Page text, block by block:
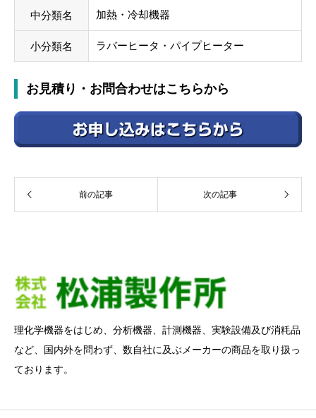
中分類名 加熱・冷却機器
小分類名 ラバーヒータ・パイプヒーター
お見積り・お問合わせはこちらから
前の記事 次の記事
理化学機器をはじめ、分析機器、計測機器、実験設備及び消粍品
など、国内外を問わず、数自社に及ぶメーカーの商品を取り扱っ
ております。